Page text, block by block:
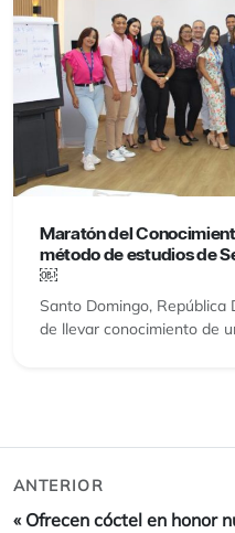
Maratón del
método de estudios de
￼
Santo Domingo, República
de llevar conocimiento de
ANTERIOR
« Ofrecen cóctel en honor